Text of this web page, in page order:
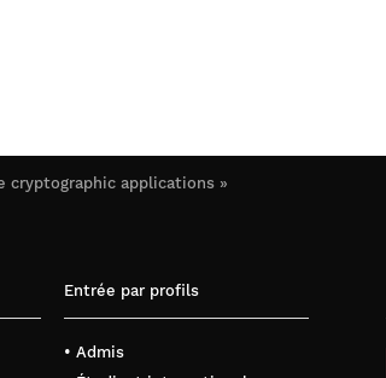
cryptographic applications »
Entrée par profils
• Admis